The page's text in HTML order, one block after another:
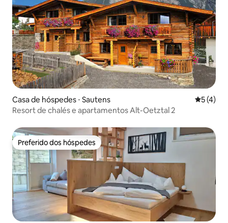
Casa de hóspedes ⋅ Sautens 5 de
5 (4)
Resort de chalés e apartamentos Alt-Oetztal 2
Preferido dos hóspedes
Preferido dos hóspedes